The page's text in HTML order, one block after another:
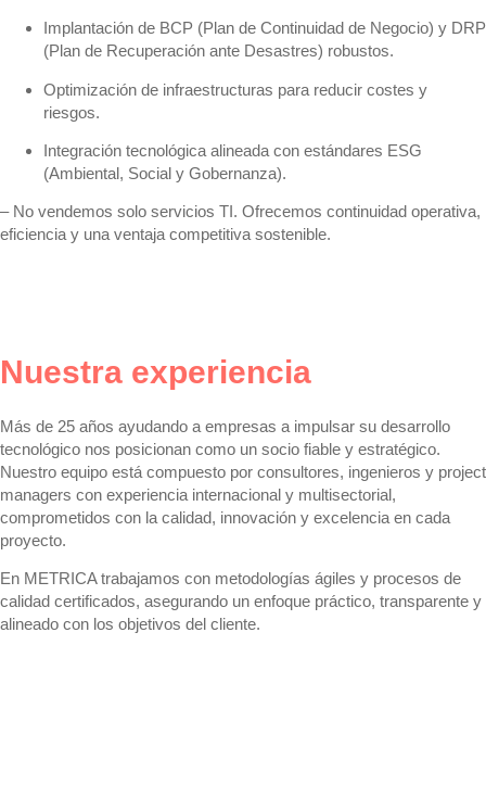
Implantación de BCP (Plan de Continuidad de Negocio) y DRP
(Plan de Recuperación ante Desastres) robustos.
Optimización de infraestructuras para reducir costes y
riesgos.
Integración tecnológica alineada con estándares ESG
(Ambiental, Social y Gobernanza).
– No vendemos solo servicios TI. Ofrecemos continuidad operativa,
eficiencia y una ventaja competitiva sostenible.
Nuestra experiencia
Más de 25 años ayudando a empresas a impulsar su desarrollo
tecnológico nos posicionan como un socio fiable y estratégico.
Nuestro equipo está compuesto por consultores, ingenieros y project
managers con experiencia internacional y multisectorial,
comprometidos con la calidad, innovación y excelencia en cada
proyecto.
En METRICA trabajamos con metodologías ágiles y procesos de
calidad certificados, asegurando un enfoque práctico, transparente y
alineado con los objetivos del cliente.